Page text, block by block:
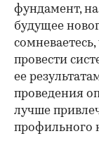
фундамент,
будущее
провести
ее
проведения
лучше
профильного